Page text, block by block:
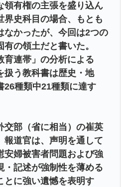
領有権の主張を盛り込ん
界史科目の場合、もとも
なかったが、今回は2つの
の領土だと書いた。
育連帯」の分析による
扱う教科書は歴史・地
26種類中21種類に達す
部（省に相当）の崔英
報道官は、声明を通して
安婦被害者問題および強
・記述が強制性を薄める
とに強い遺憾を表明す